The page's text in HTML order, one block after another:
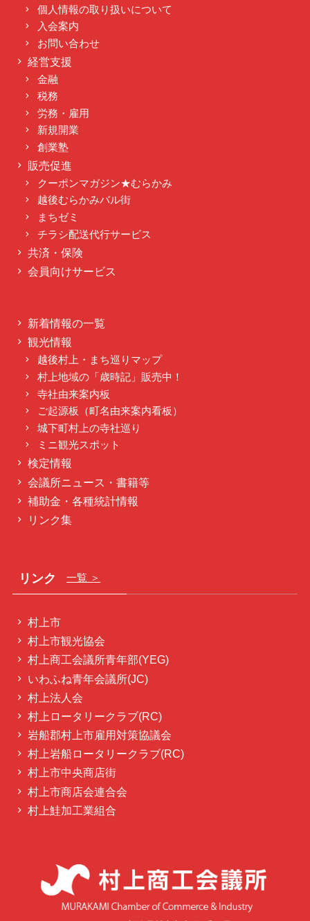
個人情報の取り扱いについて
入会案内
お問い合わせ
経営支援
金融
税務
労務・雇用
新規開業
創業塾
販売促進
クーポンマガジン★むらかみ
越後むらかみバル街
まちゼミ
チラシ配送代行サービス
共済・保険
会員向けサービス
新着情報の一覧
観光情報
越後村上・まち巡りマップ
村上地域の「歳時記」販売中！
寺社由来案内板
ご起源板（町名由来案内看板）
城下町村上の寺社巡り
ミニ観光スポット
検定情報
会議所ニュース・書籍等
補助金・各種統計情報
リンク集
リンク
村上市
村上市観光協会
村上商工会議所青年部(YEG)
いわふね青年会議所(JC)
村上法人会
村上ロータリークラブ(RC)
岩船郡村上市雇用対策協議会
村上岩船ロータリークラブ(RC)
村上市中央商店街
村上市商店会連合会
村上鮭加工業組合
一覧 ＞